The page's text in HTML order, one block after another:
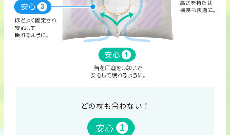
どの枕も合わない！
安心 1